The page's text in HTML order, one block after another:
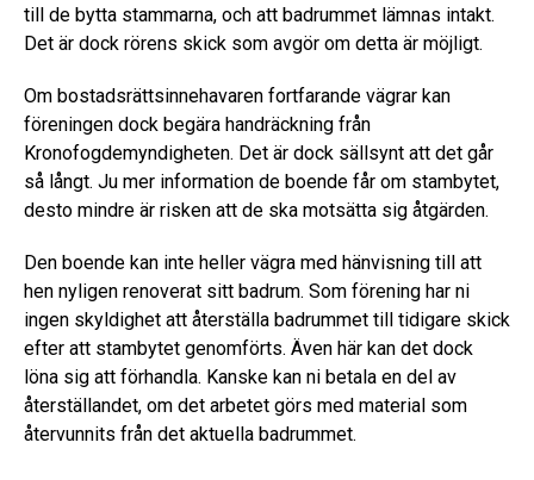
till de bytta stammarna, och att badrummet lämnas intakt.
Det är dock rörens skick som avgör om detta är möjligt.
Om bostadsrättsinnehavaren fortfarande vägrar kan
föreningen dock begära handräckning från
Kronofogdemyndigheten. Det är dock sällsynt att det går
så långt. Ju mer information de boende får om stambytet,
desto mindre är risken att de ska motsätta sig åtgärden.
Den boende kan inte heller vägra med hänvisning till att
hen nyligen renoverat sitt badrum. Som förening har ni
ingen skyldighet att återställa badrummet till tidigare skick
efter att stambytet genomförts. Även här kan det dock
löna sig att förhandla. Kanske kan ni betala en del av
återställandet, om det arbetet görs med material som
återvunnits från det aktuella badrummet.